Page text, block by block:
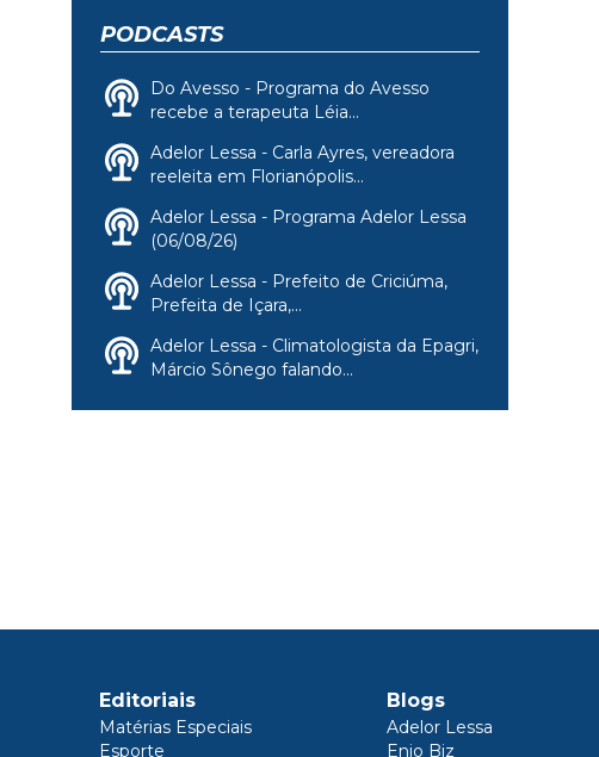
PODCASTS
Do Avesso - Programa do Avesso
recebe a terapeuta Léia...
Adelor Lessa - Carla Ayres, vereadora
reeleita em Florianópolis...
Adelor Lessa - Programa Adelor Lessa
(06/08/26)
Adelor Lessa - Prefeito de Criciúma,
Prefeita de Içara,...
Adelor Lessa - Climatologista da Epagri,
Márcio Sônego falando...
Editoriais
Matérias Especiais
Esporte
Blogs
Adelor Lessa
Enio Biz